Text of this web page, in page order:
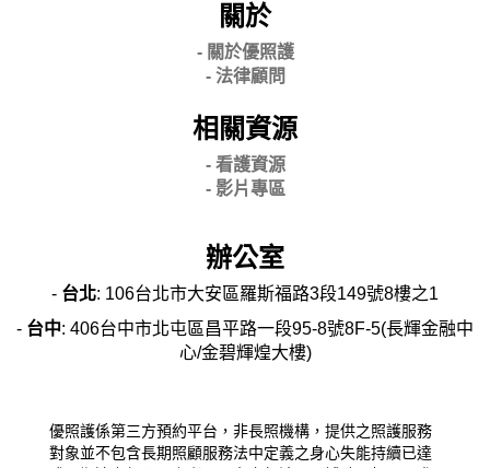
關於
- 關於優照護
- 法律顧問
相關資源
- 看護資源
- 影片專區
辦公室
- 台北: 106台北市大安區羅斯福路3段149號8樓之1
- 台中: 406台中市北屯區昌平路一段95-8號8F-5(長輝金融中
心/金碧輝煌大樓)
優照護係第三方預約平台，非長照機構，提供之照護服務
對象並不包含長期照顧服務法中定義之身心失能持續已達